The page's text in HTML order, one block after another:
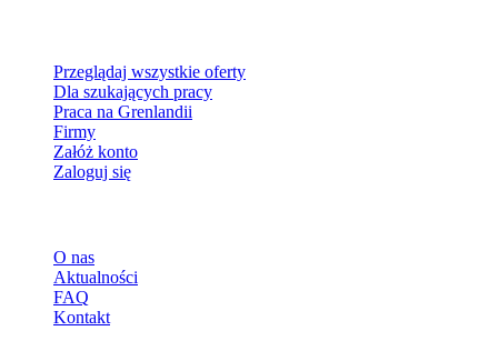
Przeglądaj wszystkie oferty
Dla szukających pracy
Praca na Grenlandii
Firmy
Załóż konto
Zaloguj się
O nas
Aktualności
FAQ
Kontakt